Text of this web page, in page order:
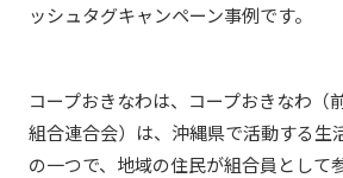
ッシュタグキャンペーン事例です。
コープおきなわは、コープおきなわ（
組合連合会）は、沖縄県で活動する生
の一つで、地域の住民が組合員として